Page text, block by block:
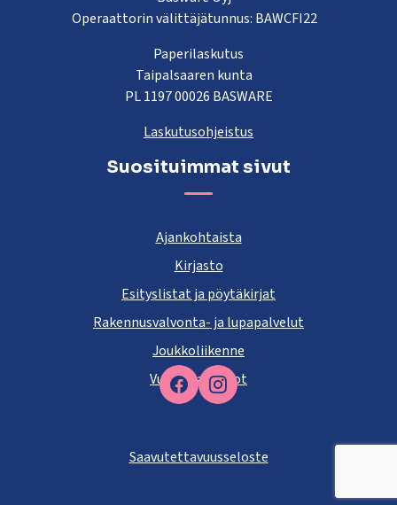
Facebook
Operaattorin välittäjätunnus: BAWCFI22
Paperilaskutus
Taipalsaaren kunta
PL 1197 00026 BASWARE
Laskutusohjeistus
Suosituimmat sivut
Ajankohtaista
Kirjasto
Esityslistat ja pöytäkirjat
Rakennusvalvonta- ja lupapalvelut
Joukkoliikenne
Vuokra-asunnot
Saavutettavuusseloste